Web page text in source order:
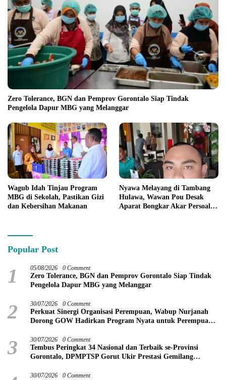
Zero Tolerance, BGN dan Pemprov Gorontalo Siap Tindak
Pengelola Dapur MBG yang Melanggar
Wagub Idah Tinjau Program
MBG di Sekolah, Pastikan Gizi
dan Kebersihan Makanan
Nyawa Melayang di Tambang
Hulawa, Wawan Pou Desak
Aparat Bongkar Akar Persoalan
Popular Post
1 05/08/2026 0 Comment
Zero Tolerance, BGN dan Pemprov Gorontalo Siap Tindak
Pengelola Dapur MBG yang Melanggar
2 30/07/2026 0 Comment
Perkuat Sinergi Organisasi Perempuan, Wabup Nurjanah
Dorong GOW Hadirkan Program Nyata untuk Perempuan
3 30/07/2026 0 Comment
Tembus Peringkat 34 Nasional dan Terbaik se-Provinsi
Gorontalo, DPMPTSP Gorut Ukir Prestasi Gemilang
30/07/2026 0 Comment